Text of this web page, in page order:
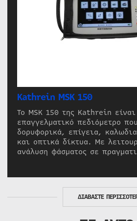
Kathrein MSK 150
Το MSK 150 της Kathrein
επαγγελματικό πεδιόμετρο
δορυφορικά, επίγεια,
και οπτικά δίκτυα. Με
ανάλυση φάσματος σε
ΔΙΑΒΑΣΤΕ